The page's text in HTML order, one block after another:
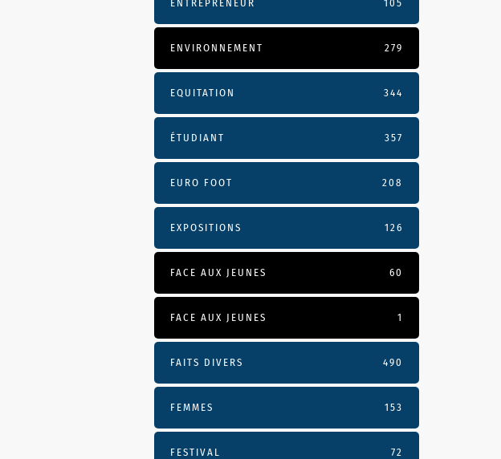
ENTREPRENEUR 105
ENVIRONNEMENT 279
EQUITATION 344
ÉTUDIANT 357
EURO FOOT 208
EXPOSITIONS 126
FACE AUX JEUNES 60
FACE AUX JEUNES 1
FAITS DIVERS 490
FEMMES 153
FESTIVAL 72